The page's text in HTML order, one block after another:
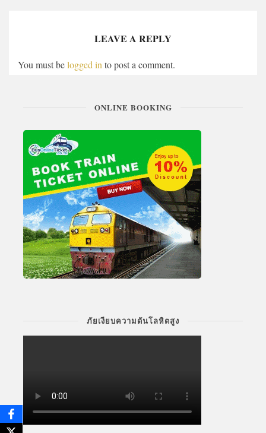
LEAVE A REPLY
You must belogged into post a comment.
ONLINE BOOKING
ภัยเงียบความดันโลหิตสูง